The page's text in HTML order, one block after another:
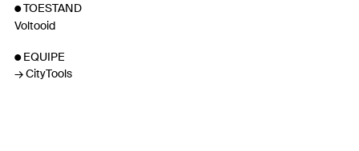
TOESTAND
Voltooid
EQUIPE
CityTools